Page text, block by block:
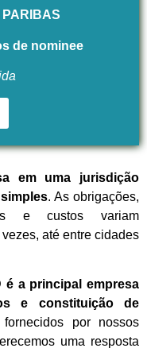
PARIBAS
de nominee
em uma jurisdição
. As obrigações,
e custos variam
até entre cidades
é a principal empresa
e constituição de
por nossos
uma resposta